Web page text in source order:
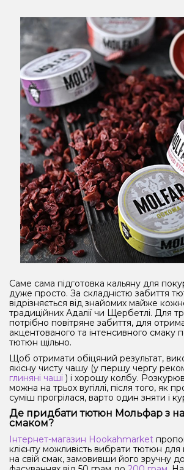
Саме сама підготовка кальяну для
дуже просто. За складністю забиття
відрізняється від знайомих майже
традиційних Адалії чи Щербетлі. Для
потрібно повітряне забиття, для
акцентованого та інтенсивного смаку
тютюн щільно.
Щоб отримати обіцяний результат,
якісну чисту чашу (у першу чергу
глиняні чаші ) і хорошу колбу.
можна на трьох вугіллі, після того, як
суміш прогрілася, варто один зняти і
Де придбати тютюн Мольфар з
смаком?
Інтернет-магазин Hookahmarket
клієнту можливість вибрати тютюн
на свій смак, замовивши його зручну